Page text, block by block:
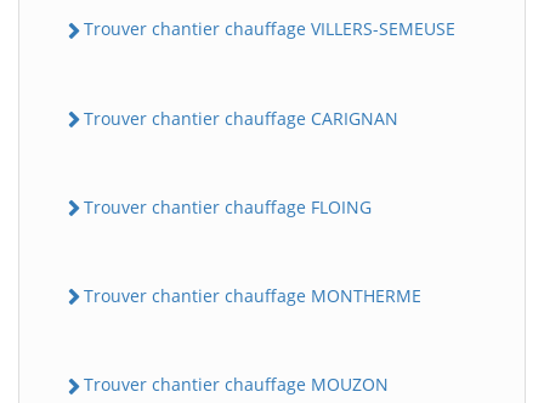
Trouver chantier chauffage VILLERS-SEMEUSE
Trouver chantier chauffage CARIGNAN
Trouver chantier chauffage FLOING
Trouver chantier chauffage MONTHERME
Trouver chantier chauffage MOUZON